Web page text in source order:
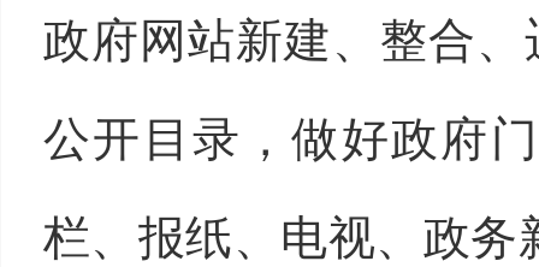
政府网站新建、整合
公开目录，做好政府
栏、报纸、电视、政务